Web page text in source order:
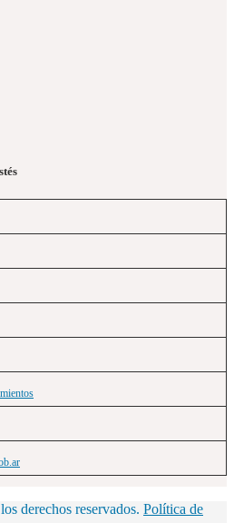
derechos reservados. Política de